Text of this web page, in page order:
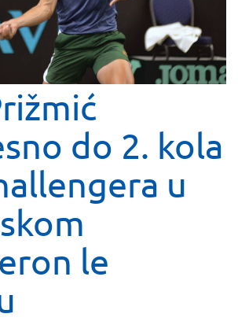
do 2. kola
u
le